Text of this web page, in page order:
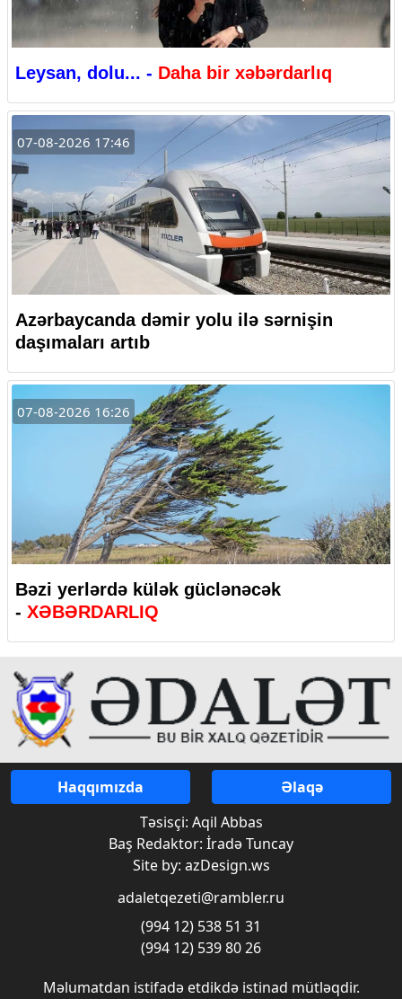
Leysan, dolu... - Daha bir xəbərdarlıq
07-08-2026 17:46
Azərbaycanda dəmir yolu ilə sərnişin
daşımaları artıb
07-08-2026 16:26
Bəzi yerlərdə külək güclənəcək
- XƏBƏRDARLIQ
Haqqımızda
Əlaqə
Təsisçi: Aqil Abbas
Baş Redaktor: İradə Tuncay
Site by: azDesign.ws
adaletqezeti@rambler.ru
(994 12) 538 51 31
(994 12) 539 80 26
Məlumatdan istifadə etdikdə istinad mütləqdir.